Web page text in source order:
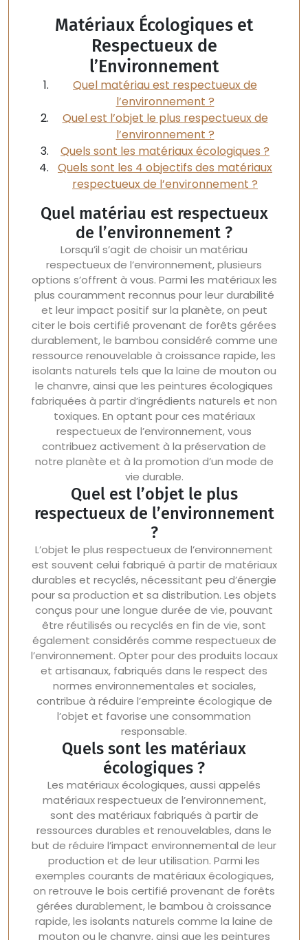
Matériaux Écologiques et
Respectueux de
l’Environnement
Quel matériau est respectueux de
l’environnement ?
Quel est l’objet le plus respectueux de
l’environnement ?
Quels sont les matériaux écologiques ?
Quels sont les 4 objectifs des matériaux
respectueux de l’environnement ?
Quel matériau est respectueux
de l’environnement ?
Lorsqu’il s’agit de choisir un matériau
respectueux de l’environnement, plusieurs
options s’offrent à vous. Parmi les matériaux les
plus couramment reconnus pour leur durabilité
et leur impact positif sur la planète, on peut
citer le bois certifié provenant de forêts gérées
durablement, le bambou considéré comme une
ressource renouvelable à croissance rapide, les
isolants naturels tels que la laine de mouton ou
le chanvre, ainsi que les peintures écologiques
fabriquées à partir d’ingrédients naturels et non
toxiques. En optant pour ces matériaux
respectueux de l’environnement, vous
contribuez activement à la préservation de
notre planète et à la promotion d’un mode de
vie durable.
Quel est l’objet le plus
respectueux de l’environnement
?
L’objet le plus respectueux de l’environnement
est souvent celui fabriqué à partir de matériaux
durables et recyclés, nécessitant peu d’énergie
pour sa production et sa distribution. Les objets
conçus pour une longue durée de vie, pouvant
être réutilisés ou recyclés en fin de vie, sont
également considérés comme respectueux de
l’environnement. Opter pour des produits locaux
et artisanaux, fabriqués dans le respect des
normes environnementales et sociales,
contribue à réduire l’empreinte écologique de
l’objet et favorise une consommation
responsable.
Quels sont les matériaux
écologiques ?
Les matériaux écologiques, aussi appelés
matériaux respectueux de l’environnement,
sont des matériaux fabriqués à partir de
ressources durables et renouvelables, dans le
but de réduire l’impact environnemental de leur
production et de leur utilisation. Parmi les
exemples courants de matériaux écologiques,
on retrouve le bois certifié provenant de forêts
gérées durablement, le bambou à croissance
rapide, les isolants naturels comme la laine de
mouton ou le chanvre, ainsi que les peintures